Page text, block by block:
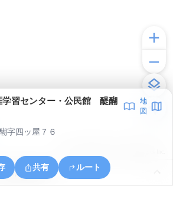
学習センター・公民館 醍醐
地
図
字四ッ屋７６
共有 ルート
鹿町醍醐亀井沢